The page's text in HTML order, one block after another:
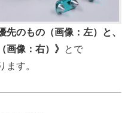
先のもの（画像：左）と、
画像：右）》 とで
ます。